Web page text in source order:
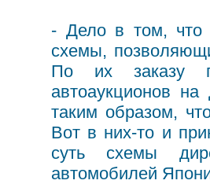
- Дело в том, что
схемы,
По их заказу
автоаукционов
таким образом,
Вот в них-то и
суть схемы
автомобилей